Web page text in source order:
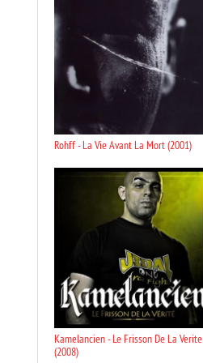
Rohff - La Vie Avant La Mort (2001)
Kamelancien - Le Frisson De La Verite
(2008)